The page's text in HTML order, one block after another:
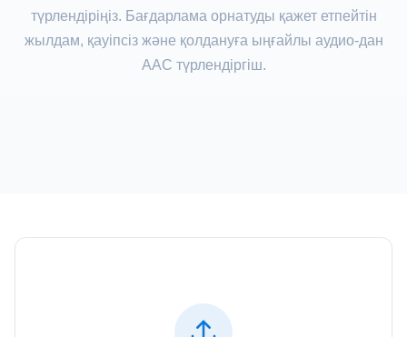
түрлендіріңіз. Бағдарлама орнатуды қажет етпейтін
жылдам, қауіпсіз және қолдануға ыңғайлы аудио-дан
AAC түрлендіргіш.